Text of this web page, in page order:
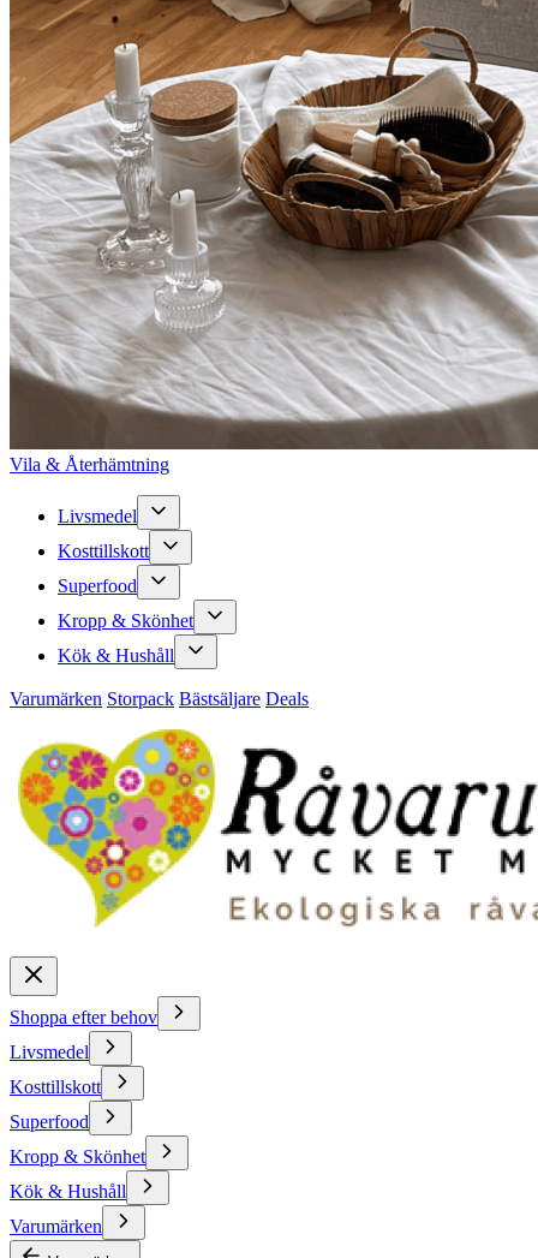
Vila & Återhämtning
Livsmedel
Kosttillskott
Superfood
Kropp & Skönhet
Kök & Hushåll
Varumärken Storpack Bästsäljare Deals
Shoppa efter behov
Livsmedel
Kosttillskott
Superfood
Kropp & Skönhet
Kök & Hushåll
Varumärken